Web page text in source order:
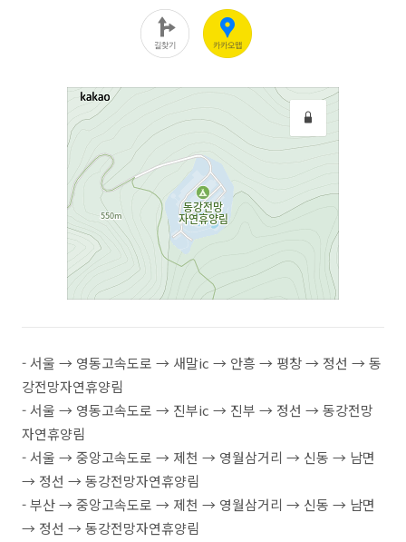
- 서울 → 영동고속도로 → 새말ic → 안흥 → 평창 → 정선 → 동
강전망자연휴양림
- 서울 → 영동고속도로 → 진부ic → 진부 → 정선 → 동강전망
자연휴양림
- 서울 → 중앙고속도로 → 제천 → 영월삼거리 → 신동 → 남면
→ 정선 → 동강전망자연휴양림
- 부산 → 중앙고속도로 → 제천 → 영월삼거리 → 신동 → 남면
→ 정선 → 동강전망자연휴양림